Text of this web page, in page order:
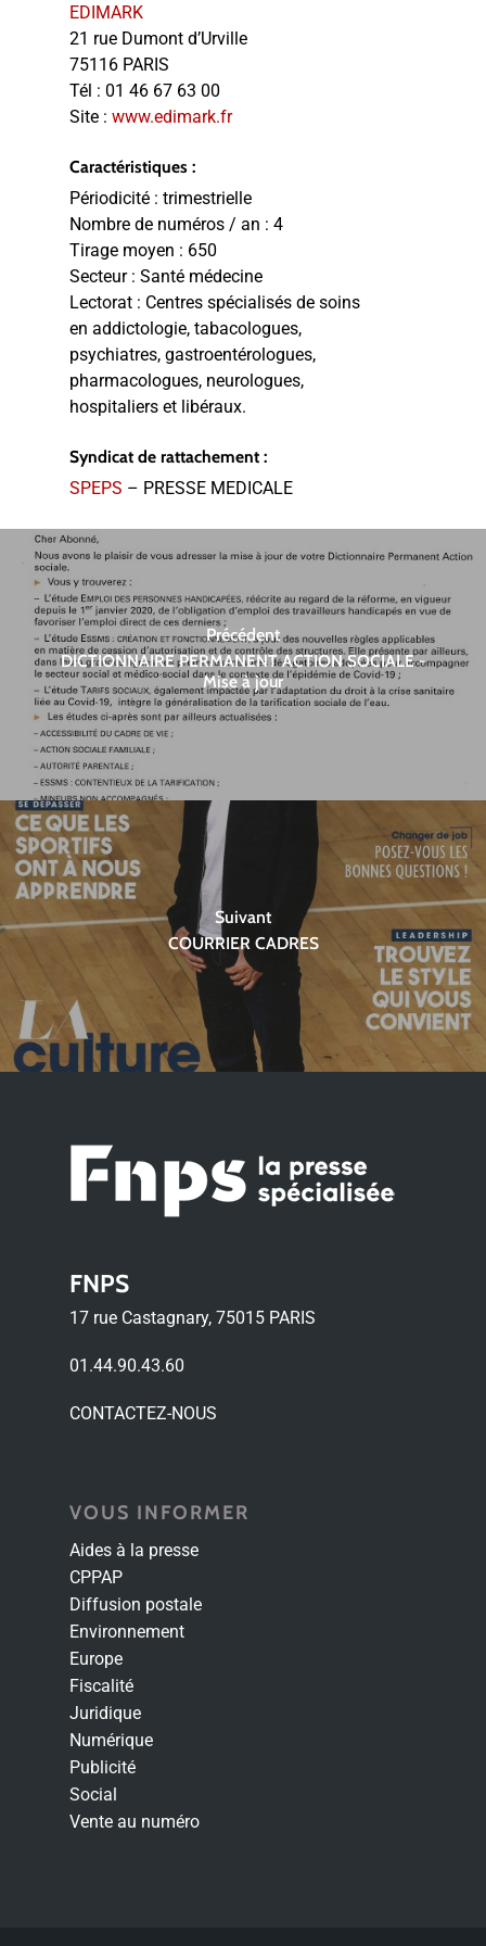
EDIMARK
21 rue Dumont d’Urville
75116 PARIS
Tél : 01 46 67 63 00
Site : www.edimark.fr
Caractéristiques :
Périodicité : trimestrielle
Nombre de numéros / an : 4
Tirage moyen : 650
Secteur : Santé médecine
Lectorat : Centres spécialisés de soins
en addictologie, tabacologues,
psychiatres, gastroentérologues,
pharmacologues, neurologues,
hospitaliers et libéraux.
Syndicat de rattachement :
SPEPS – PRESSE MEDICALE
Précédent
DICTIONNAIRE PERMANENT ACTION SOCIALE -
Mise à jour
Suivant
COURRIER CADRES
FNPS
17 rue Castagnary, 75015 PARIS
01.44.90.43.60
CONTACTEZ-NOUS
VOUS INFORMER
Aides à la presse
CPPAP
Diffusion postale
Environnement
Europe
Fiscalité
Juridique
Numérique
Publicité
Social
Vente au numéro